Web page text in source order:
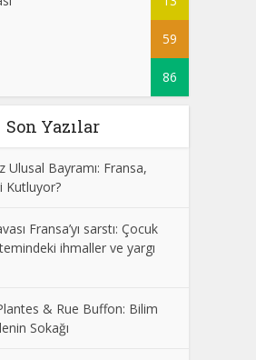
59
86
Son Yazılar
Ulusal Bayramı: Fransa,
Kutluyor?
Fransa’yı sarstı: Çocuk
ihmaller ve yargı
& Rue Buffon: Bilim
Sokağı